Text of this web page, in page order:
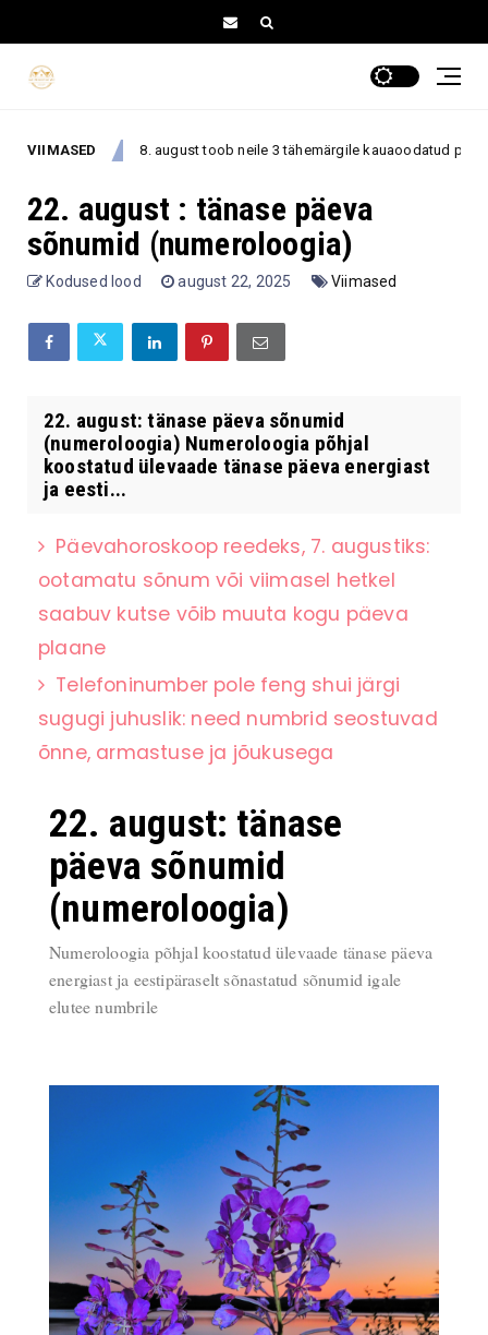
VIIMASED
8. august toob neile 3 tähemärgile kauaoodatud pöörde – asjad
22. august : tänase päeva
sõnumid (numeroloogia)
Kodused lood august 22, 2025 Viimased
22. august: tänase päeva sõnumid
(numeroloogia) Numeroloogia põhjal
koostatud ülevaade tänase päeva energiast
ja eesti...
Päevahoroskoop reedeks, 7. augustiks:
ootamatu sõnum või viimasel hetkel
saabuv kutse võib muuta kogu päeva
plaane
Telefoninumber pole feng shui järgi
sugugi juhuslik: need numbrid seostuvad
õnne, armastuse ja jõukusega
22. august: tänase
päeva sõnumid
(numeroloogia)
Numeroloogia põhjal koostatud ülevaade tänase päeva
energiast ja eestipäraselt sõnastatud sõnumid igale
elutee numbrile